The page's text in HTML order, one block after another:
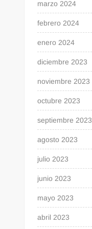
marzo 2024
febrero 2024
enero 2024
diciembre 2023
noviembre 2023
octubre 2023
septiembre 2023
agosto 2023
julio 2023
junio 2023
mayo 2023
abril 2023